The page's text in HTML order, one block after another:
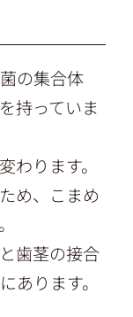
の集合体
持っていま
わります。
め、こまめ
歯茎の接合
あります。